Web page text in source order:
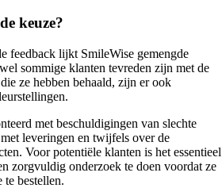
keuze?
feedback lijkt SmileWise gemengde
sommige klanten tevreden zijn met de
ze hebben behaald, zijn er ook
met beschuldigingen van slechte
leveringen en twijfels over de
Voor potentiële klanten is het essentieel
zorgvuldig onderzoek te doen voordat ze
bestellen.